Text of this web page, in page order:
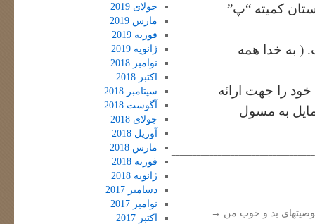
کمیته “پ”
( به خدا همه
را جهت ارائه
به مسول
بد و خوب من →
جولای 2019
مارس 2019
فوریه 2019
ژانویه 2019
نوامبر 2018
اکتبر 2018
سپتامبر 2018
آگوست 2018
جولای 2018
آوریل 2018
مارس 2018
فوریه 2018
ژانویه 2018
دسامبر 2017
نوامبر 2017
اکتبر 2017